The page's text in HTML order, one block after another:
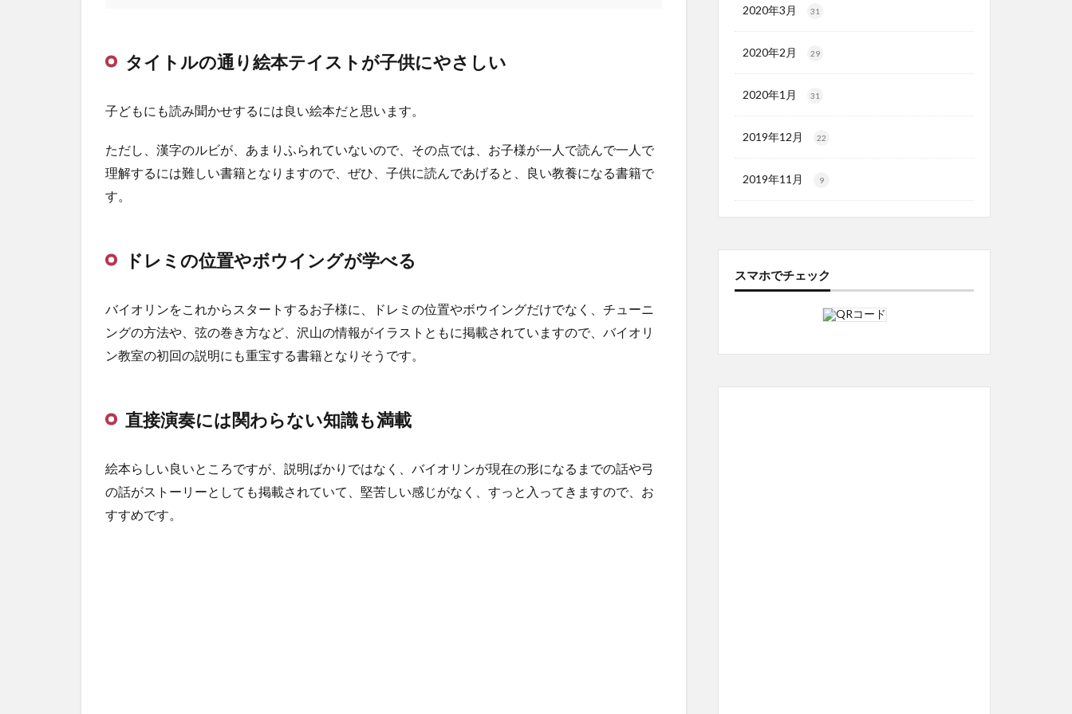
演奏
には
らな
識も
満載
報
タイトルの通り絵本テイストが子供にやさしい
子どもにも読み聞かせするには良い絵本だと思います。
ただし、漢字のルビが、あまりふられていないので、その点では、お子様が一人で読んで一人で
理解するには難しい書籍となりますので、ぜひ、子供に読んであげると、良い教養になる書籍で
す。
ドレミの位置やボウイングが学べる
バイオリンをこれからスタートするお子様に、ドレミの位置やボウイングだけでなく、チューニ
ングの方法や、弦の巻き方など、沢山の情報がイラストともに掲載されていますので、バイオリ
ン教室の初回の説明にも重宝する書籍となりそうです。
直接演奏には関わらない知識も満載
絵本らしい良いところですが、説明ばかりではなく、バイオリンが現在の形になるまでの話や弓
の話がストーリーとしても掲載されていて、堅苦しい感じがなく、すっと入ってきますので、お
すすめです。
2020年3月 31
2020年2月 29
2020年1月 31
2019年12月 22
2019年11月 9
スマホでチェック